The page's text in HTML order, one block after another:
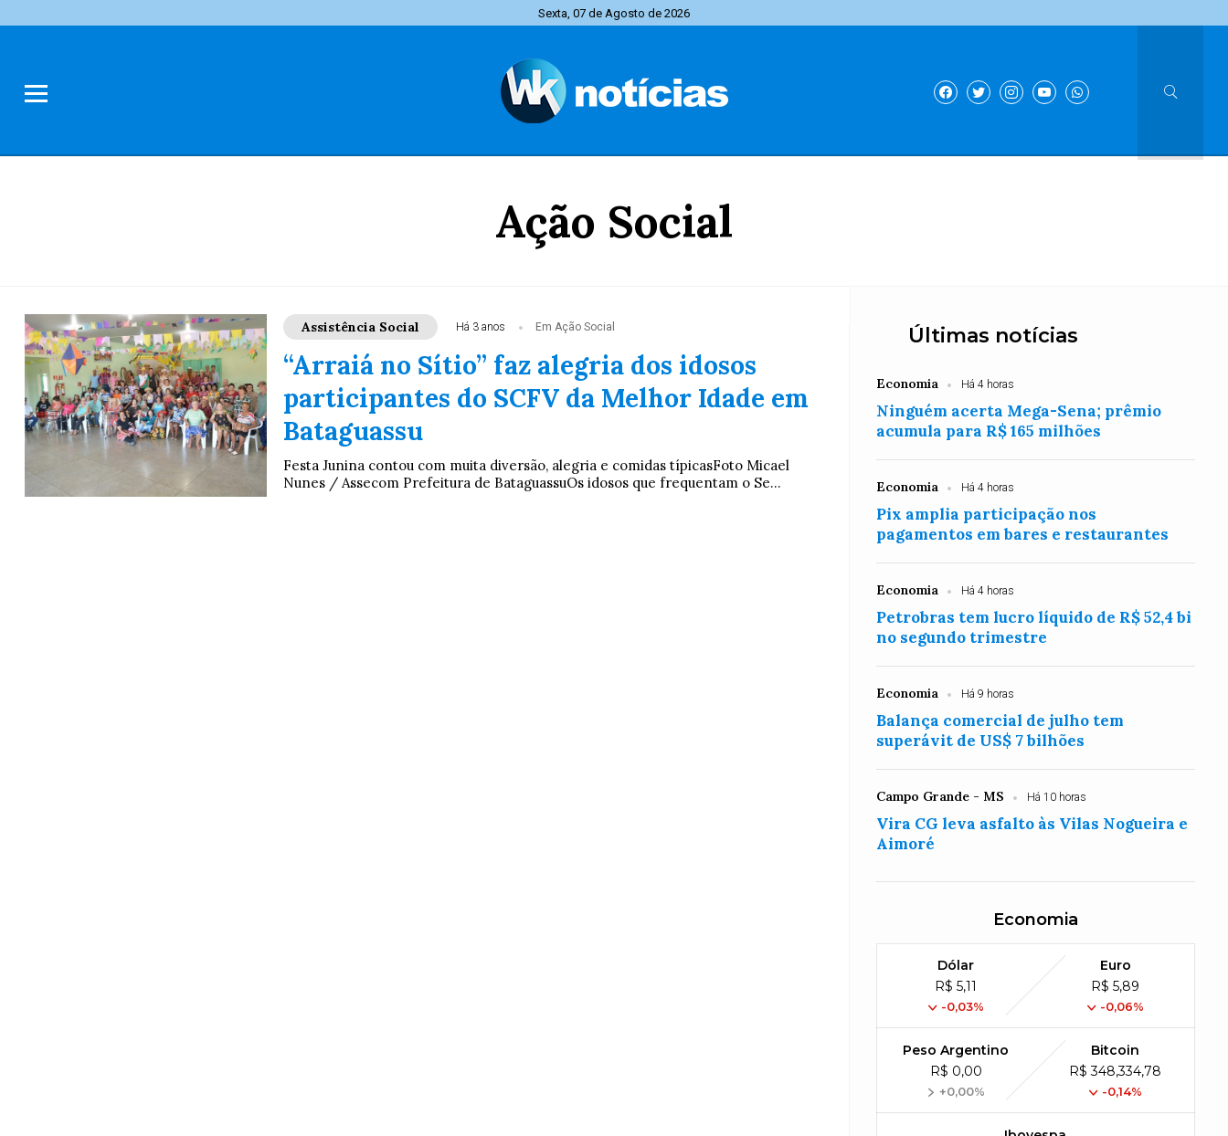
Sexta, 07 de Agosto de 2026
Ação Social
Assistência Social Há 3 anos Em Ação Social
“Arraiá no Sítio” faz alegria dos idosos
participantes do SCFV da Melhor Idade em
Bataguassu
Festa Junina contou com muita diversão, alegria e comidas típicasFoto Micael
Nunes / Assecom Prefeitura de BataguassuOs idosos que frequentam o Se...
Últimas notícias
Economia Há 4 horas
Ninguém acerta Mega-Sena; prêmio
acumula para R$ 165 milhões
Economia Há 4 horas
Pix amplia participação nos
pagamentos em bares e restaurantes
Economia Há 4 horas
Petrobras tem lucro líquido de R$ 52,4 bi
no segundo trimestre
Economia Há 9 horas
Balança comercial de julho tem
superávit de US$ 7 bilhões
Campo Grande - MS Há 10 horas
Vira CG leva asfalto às Vilas Nogueira e
Aimoré
Economia
Dólar
R$ 5,11
-0,03%
Euro
R$ 5,89
-0,06%
Peso Argentino
R$ 0,00
+0,00%
Bitcoin
R$ 348,334,78
-0,14%